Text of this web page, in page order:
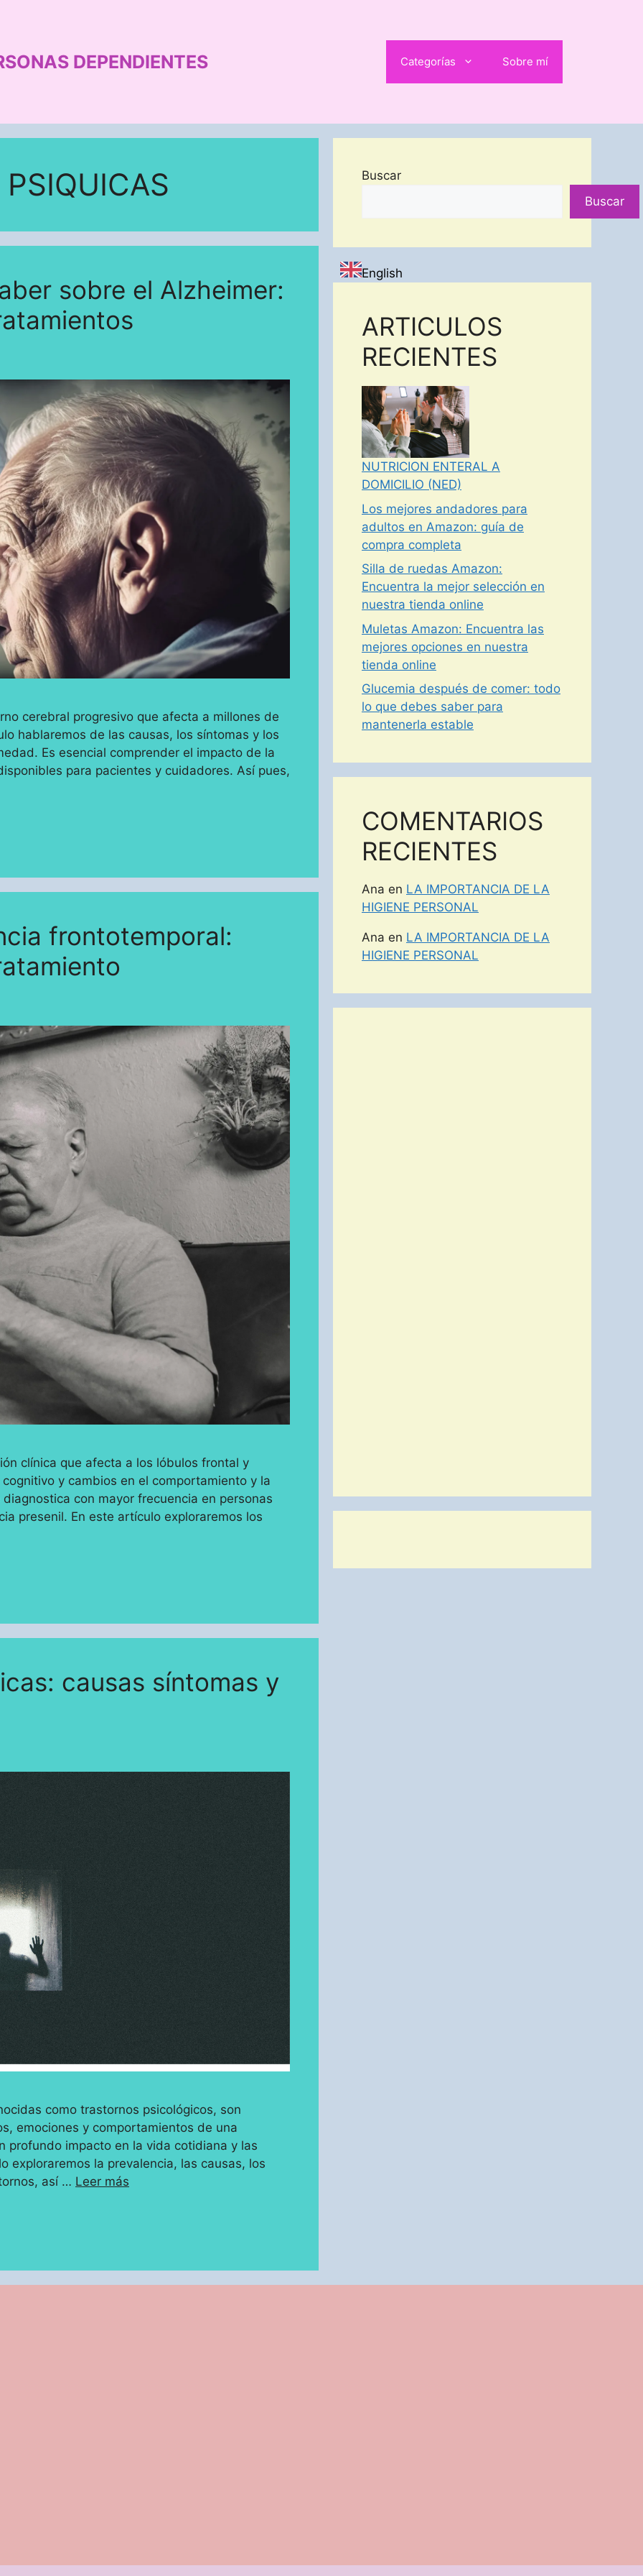
DEPENDIENTES Categorías Sobre mí
sobre el Alzheimer:
cerebral progresivo que afecta a millones de
hablaremos de las causas, los síntomas y los
Es esencial comprender el impacto de la
para pacientes y cuidadores. Así pues,
frontotemporal:
clínica que afecta a los lóbulos frontal y
y cambios en el comportamiento y la
con mayor frecuencia en personas
presenil. En este artículo exploraremos los
causas síntomas y
como trastornos psicológicos, son
emociones y comportamientos de una
profundo impacto en la vida cotidiana y las
exploraremos la prevalencia, las causas, los
así … Leer más
Buscar
Buscar
English
ARTICULOS
RECIENTES
NUTRICION ENTERAL A
DOMICILIO (NED)
Los mejores andadores para
adultos en Amazon: guía de
compra completa
Silla de ruedas Amazon:
Encuentra la mejor selección en
nuestra tienda online
Muletas Amazon: Encuentra las
mejores opciones en nuestra
tienda online
Glucemia después de comer: todo
lo que debes saber para
mantenerla estable
COMENTARIOS
RECIENTES
Ana en LA IMPORTANCIA DE LA
HIGIENE PERSONAL
Ana en LA IMPORTANCIA DE LA
HIGIENE PERSONAL